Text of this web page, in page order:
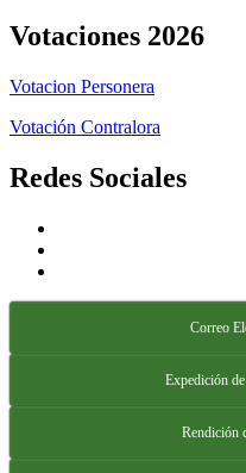
Votaciones 2026
Votacion Personera
Votación Contralora
Redes Sociales
Correo
Expedición
Rendición